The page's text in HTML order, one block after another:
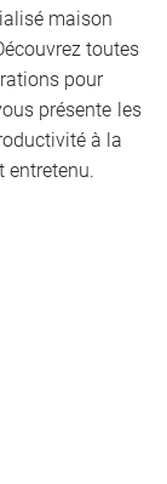
maison
toutes
pour
présente les
à la
entretenu.